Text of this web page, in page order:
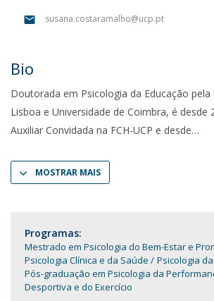
susana.costaramalho@ucp.pt
Bio
Doutorada em Psicologia da Educação pela
Lisboa e Universidade de Coimbra, é desde
Auxiliar Convidada na FCH-UCP e desde
MOSTRAR MAIS
Programas:
Mestrado em Psicologia do Bem-Estar e
Psicologia Clínica e da Saúde
Psicologia
Pós-graduação em Psicologia da
Desportiva e do Exercício